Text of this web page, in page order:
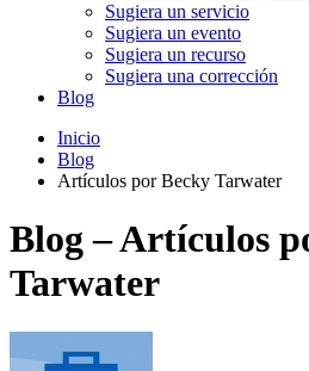
Sugiera un servicio
Sugiera un evento
Sugiera un recurso
Sugiera una corrección
Blog
Inicio
Blog
Artículos por Becky Tarwater
Blog – Artículos
Tarwater